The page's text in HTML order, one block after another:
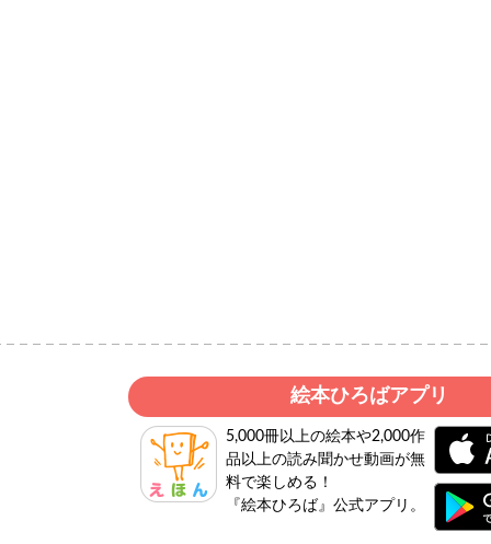
絵本ひろばアプリ
5,000冊以上の絵本や2,000作
品以上の読み聞かせ動画が無
料で楽しめる！
『絵本ひろば』公式アプリ。